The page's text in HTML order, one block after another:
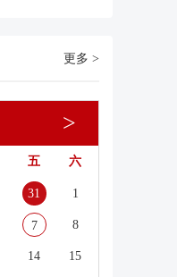
更多 >
>
五 六
31 1
7 8
14 15